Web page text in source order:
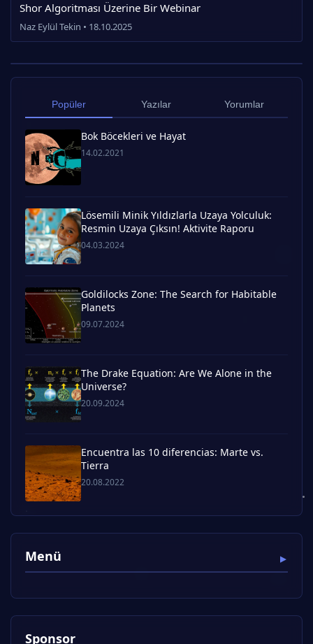
Shor Algoritması Üzerine Bir Webinar
Naz Eylül Tekin • 18.10.2025
Popüler Yazılar Yorumlar
Bok Böcekleri ve Hayat
14.02.2021
Lösemili Minik Yıldızlarla Uzaya Yolculuk:
Resmin Uzaya Çıksın! Aktivite Raporu
04.03.2024
Goldilocks Zone: The Search for Habitable
Planets
09.07.2024
The Drake Equation: Are We Alone in the
Universe?
20.09.2024
Encuentra las 10 diferencias: Marte vs.
Tierra
20.08.2022
Menü
Sponsor